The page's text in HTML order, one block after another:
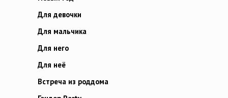
Для девочки
Для мальчика
Для него
Для неё
Встреча из роддома